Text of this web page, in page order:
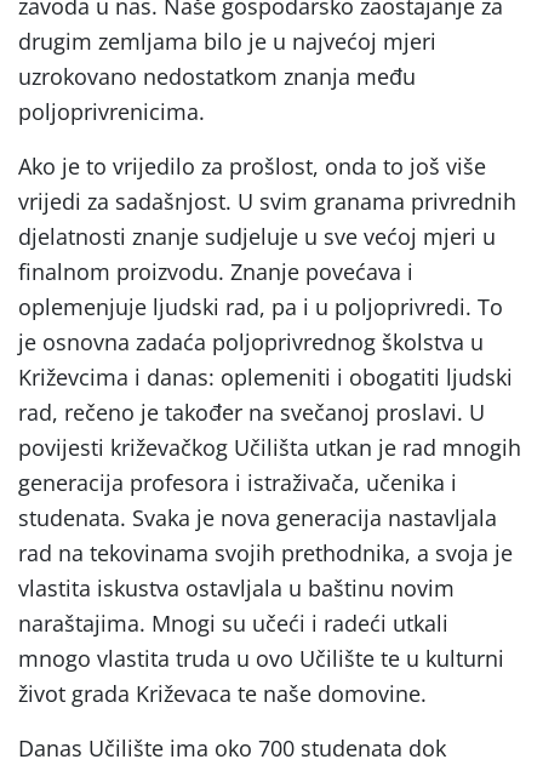
drugim zemljama bilo je u najvećoj mjeri
uzrokovano nedostatkom znanja među
poljoprivrenicima.
Ako je to vrijedilo za prošlost, onda to još više
vrijedi za sadašnjost. U svim granama privrednih
djelatnosti znanje sudjeluje u sve većoj mjeri u
finalnom proizvodu. Znanje povećava i
oplemenjuje ljudski rad, pa i u poljoprivredi. To
je osnovna zadaća poljoprivrednog školstva u
Križevcima i danas: oplemeniti i obogatiti ljudski
rad, rečeno je također na svečanoj proslavi. U
povijesti križevačkog Učilišta utkan je rad mnogih
generacija profesora i istraživača, učenika i
studenata. Svaka je nova generacija nastavljala
rad na tekovinama svojih prethodnika, a svoja je
vlastita iskustva ostavljala u baštinu novim
naraštajima. Mnogi su učeći i radeći utkali
mnogo vlastita truda u ovo Učilište te u kulturni
život grada Križevaca te naše domovine.
Danas Učilište ima oko 700 studenata dok